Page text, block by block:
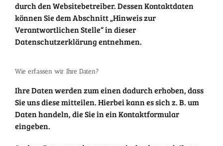
durch den Websitebetreiber. Dessen Kontaktdaten
können Sie dem Abschnitt „Hinweis zur
Verantwortlichen Stelle“ in dieser
Datenschutzerklärung entnehmen.
Wie erfassen wir Ihre Daten?
Ihre Daten werden zum einen dadurch erhoben, dass
Sie uns diese mitteilen. Hierbei kann es sich z. B. um
Daten handeln, die Sie in ein Kontaktformular
eingeben.